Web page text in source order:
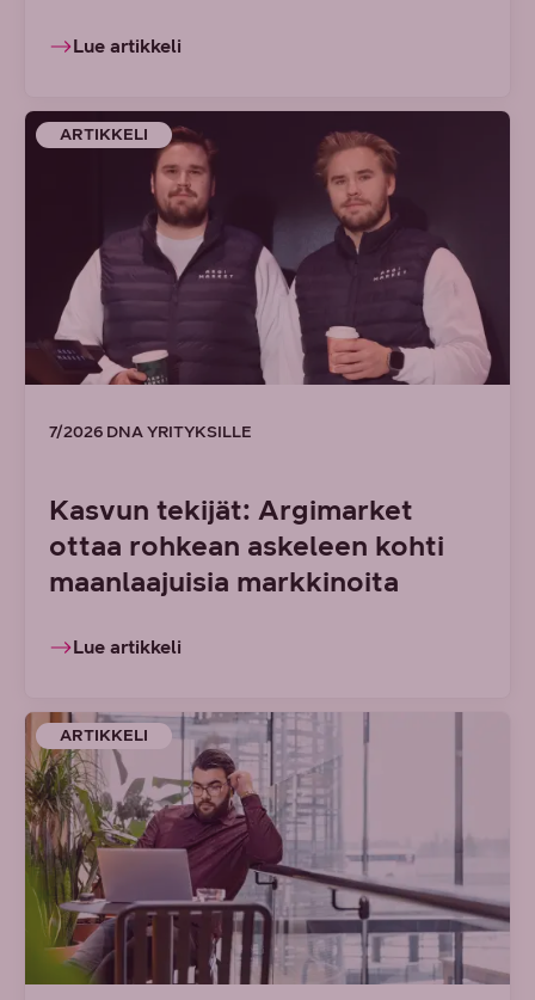
Lue artikkeli
ARTIKKELI
7/2026 DNA YRITYKSILLE
Kasvun tekijät: Argimarket
ottaa rohkean askeleen kohti
maanlaajuisia markkinoita
Lue artikkeli
ARTIKKELI